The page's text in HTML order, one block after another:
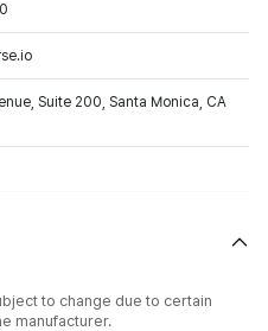
Suite 200, Santa Monica, CA
to change due to certain
manufacturer.